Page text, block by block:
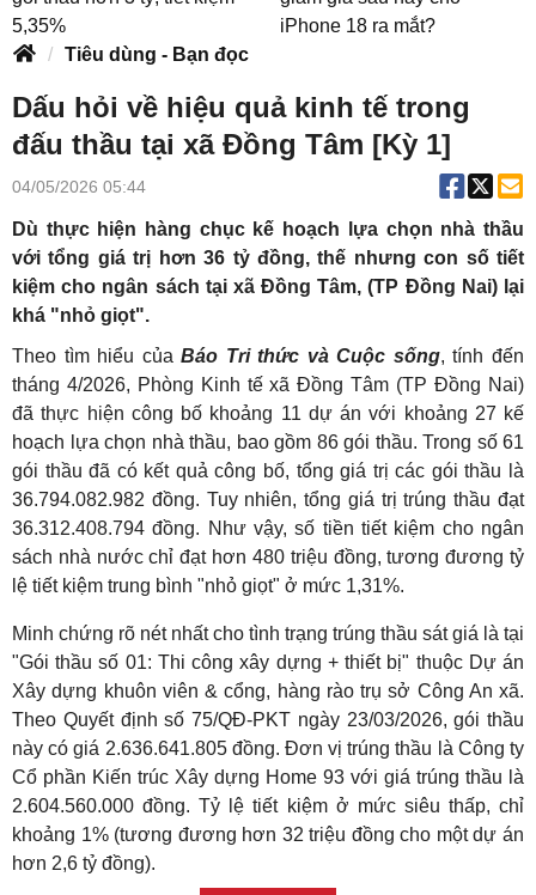
5,35%
iPhone 18 ra mắt?
Tiêu dùng - Bạn đọc
Dấu hỏi về hiệu quả kinh tế trong
đấu thầu tại xã Đồng Tâm [Kỳ 1]
04/05/2026 05:44
Dù thực hiện hàng chục kế hoạch lựa chọn nhà thầu
với tổng giá trị hơn 36 tỷ đồng, thế nhưng con số tiết
kiệm cho ngân sách tại xã Đồng Tâm, (TP Đồng Nai) lại
khá "nhỏ giọt".
Theo tìm hiểu củaBáo Tri thức và Cuộc sống, tính đến
tháng 4/2026, Phòng Kinh tế xã Đồng Tâm (TP Đồng Nai)
đã thực hiện công bố khoảng 11 dự án với khoảng 27 kế
hoạch lựa chọn nhà thầu, bao gồm 86 gói thầu. Trong số 61
gói thầu đã có kết quả công bố, tổng giá trị các gói thầu là
36.794.082.982 đồng. Tuy nhiên, tổng giá trị trúng thầu đạt
36.312.408.794 đồng. Như vậy, số tiền tiết kiệm cho ngân
sách nhà nước chỉ đạt hơn 480 triệu đồng, tương đương tỷ
lệ tiết kiệm trung bình "nhỏ giọt" ở mức 1,31%.
Minh chứng rõ nét nhất cho tình trạng trúng thầu sát giá là tại
"Gói thầu số 01: Thi công xây dựng + thiết bị" thuộc Dự án
Xây dựng khuôn viên & cổng, hàng rào trụ sở Công An xã.
Theo Quyết định số 75/QĐ-PKT ngày 23/03/2026, gói thầu
này có giá 2.636.641.805 đồng. Đơn vị trúng thầu là Công ty
Cổ phần Kiến trúc Xây dựng Home 93 với giá trúng thầu là
2.604.560.000 đồng. Tỷ lệ tiết kiệm ở mức siêu thấp, chỉ
khoảng 1% (tương đương hơn 32 triệu đồng cho một dự án
hơn 2,6 tỷ đồng).